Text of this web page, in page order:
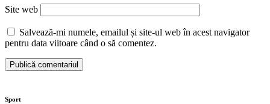
Site web
Salvează-mi numele, emailul și site-ul web în acest navigator
pentru data viitoare când o să comentez.
Sport